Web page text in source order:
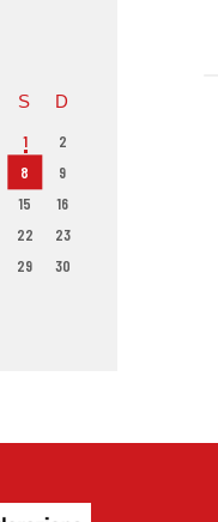
S D
1
2
8
9
15
16
22
23
29
30